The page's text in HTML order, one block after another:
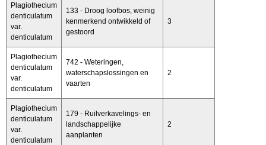
Plagiothecium
denticulatum
var.
denticulatum
133 - Droog loofbos, weinig
kenmerkend ontwikkeld of
gestoord
3
Plagiothecium
denticulatum
var.
denticulatum
742 - Weteringen,
waterschapslossingen en
vaarten
2
Plagiothecium
denticulatum
var.
denticulatum
179 - Ruilverkavelings- en
landschappelijke
aanplanten
2